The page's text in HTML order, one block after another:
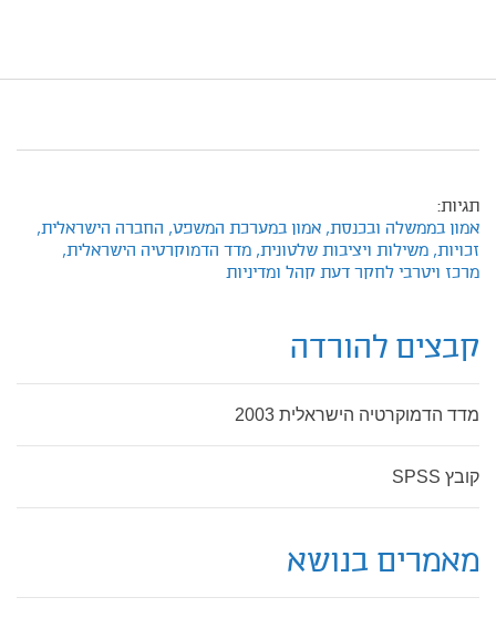
תגיות:
אמון בממשלה ובכנסת, אמון במערכת המשפט, החברה הישראלית,
זכויות, משילות ויציבות שלטונית, מדד הדמוקרטיה הישראלית,
מרכז ויטרבי לחקר דעת קהל ומדיניות
קבצים להורדה
מדד הדמוקרטיה הישראלית 2003
קובץ SPSS
מאמרים בנושא